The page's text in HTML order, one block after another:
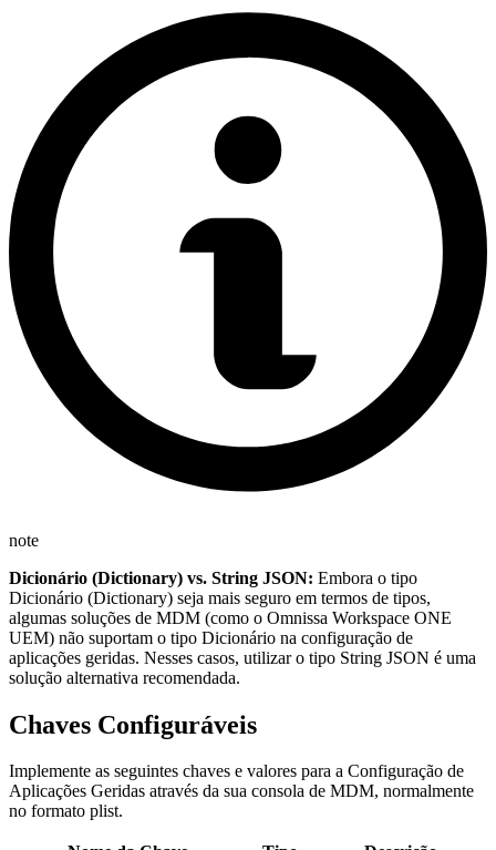
note
Dicionário (Dictionary) vs. String JSON: Embora o tipo
Dicionário (Dictionary) seja mais seguro em termos de tipos,
algumas soluções de MDM (como o Omnissa Workspace ONE
UEM) não suportam o tipo Dicionário na configuração de
aplicações geridas. Nesses casos, utilizar o tipo String JSON é uma
solução alternativa recomendada.
Chaves Configuráveis
Implemente as seguintes chaves e valores para a Configuração de
Aplicações Geridas através da sua consola de MDM, normalmente
no formato plist.